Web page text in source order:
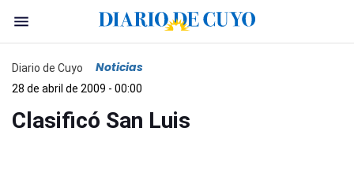
Diario de Cuyo Noticias
28 de abril de 2009 - 00:00
Clasificó San Luis